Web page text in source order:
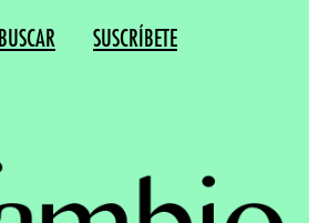
BUSCAR SUSCRÍBETE